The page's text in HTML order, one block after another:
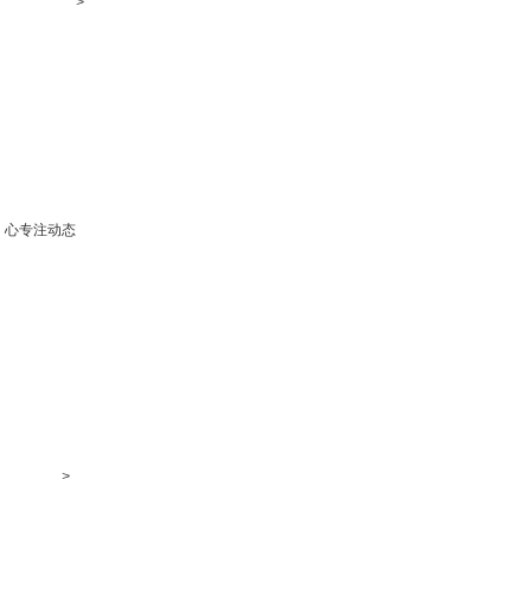
心专注动态
>